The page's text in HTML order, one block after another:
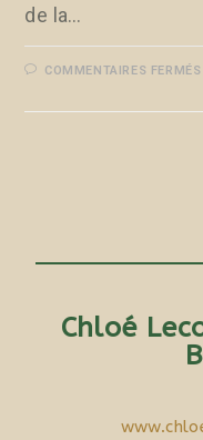
de la…
COMMENTAIRES FERMÉS
Chloé